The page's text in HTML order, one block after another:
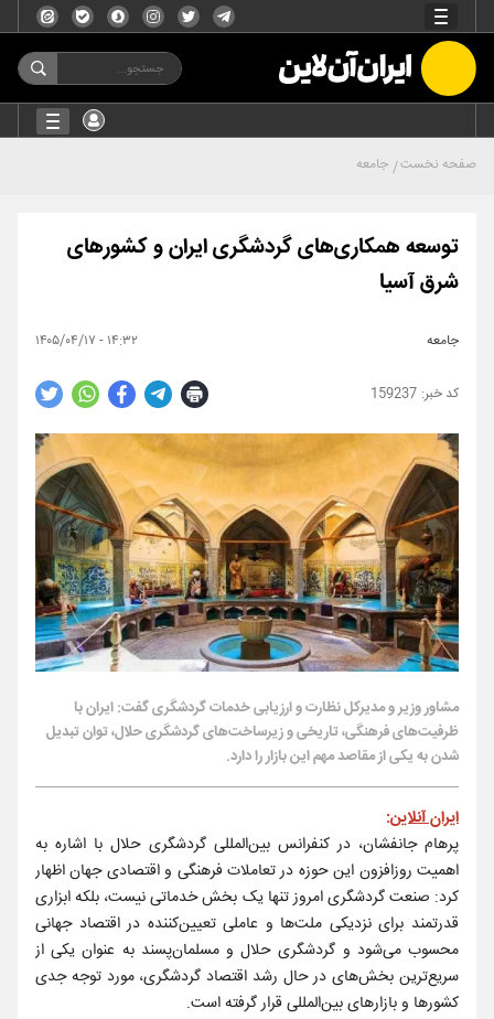
صفحه نخست جامعه
توسعه همکاری‌های گردشگری ایران و کشورهای
شرق آسیا
جامعه ۱۴:۳۲ - ۱۴۰۵/۰۴/۱۷
159237
مشاور وزیر و مدیرکل نظارت و ارزیابی خدمات گردشگری گفت: ایران با
ظرفیت‌های فرهنگی، تاریخی و زیرساخت‌های گردشگری حلال، توان تبدیل
شدن به یکی از مقاصد مهم این بازار را دارد.
ایران آنلاین:
پرهام جانفشان، در کنفرانس بین‌المللی گردشگری حلال با اشاره به
اهمیت روزافزون این حوزه در تعاملات فرهنگی و اقتصادی جهان اظهار
کرد: صنعت گردشگری امروز تنها یک بخش خدماتی نیست، بلکه ابزاری
قدرتمند برای نزدیکی ملت‌ها و عاملی تعیین‌کننده در اقتصاد جهانی
محسوب می‌شود و گردشگری حلال و مسلمان‌پسند به عنوان یکی از
سریع‌ترین بخش‌های در حال رشد اقتصاد گردشگری، مورد توجه جدی
کشورها و بازارهای بین‌المللی قرار گرفته است.